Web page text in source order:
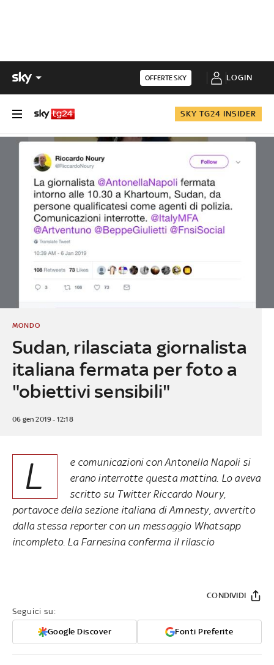
OFFERTE SKY LOGIN
SKY TG24 INSIDER
Sudan, rilasciata giornalista
italiana fermata per foto a
"obiettivi sensibili"
MONDO
06 gen 2019 - 12:18
L
e comunicazioni con Antonella Napoli si
erano interrotte questa mattina. Lo aveva
scritto su Twitter Riccardo Noury,
portavoce della sezione italiana di Amnesty, avvertito
dalla stessa reporter con un messaggio Whatsapp
incompleto. La Farnesina conferma il rilascio
Seguici su:
Google Discover Fonti Preferite
CONDIVIDI